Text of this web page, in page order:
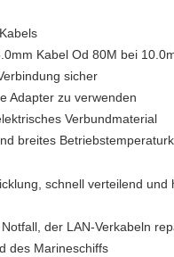
Kabel Od 80M bei
sicher
Adapter zu verwenden
Verbundmaterial
breites
schnell verteilend
der LAN-Verkabeln
des Marineschiffs